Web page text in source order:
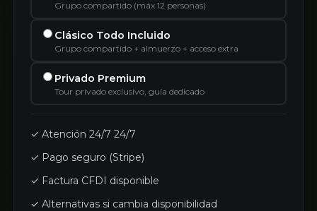
Grupo compartido (máx 12 personas)
Clásico Todo Incluido
Grupo compartido + almuerzo + acceso extra
Privado Premium
Tour privado exclusivo, guía dedicado
✓ Atención 24/7 24/7
✓ Pago seguro (Stripe)
✓ Factura CFDI disponible
✓ Alternativas si cambia disponibilidad